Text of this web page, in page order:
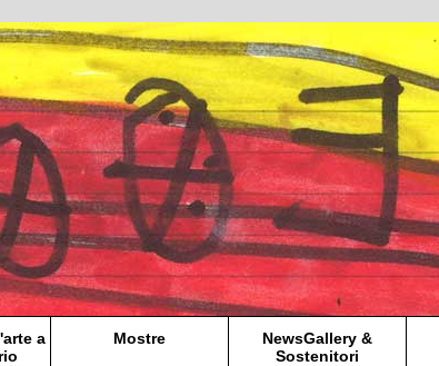
a
Mostre
NewsGallery &
Sostenitori